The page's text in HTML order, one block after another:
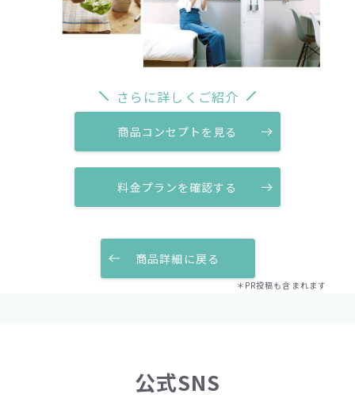
さらに詳しくご紹介
商品コンセプトを見る
料金プランを確認する
商品詳細に戻る
＊PR投稿も含まれます
公式SNS